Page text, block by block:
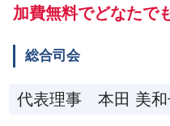
加費無料でどなたで
総合司会
代表理事 本田 美和